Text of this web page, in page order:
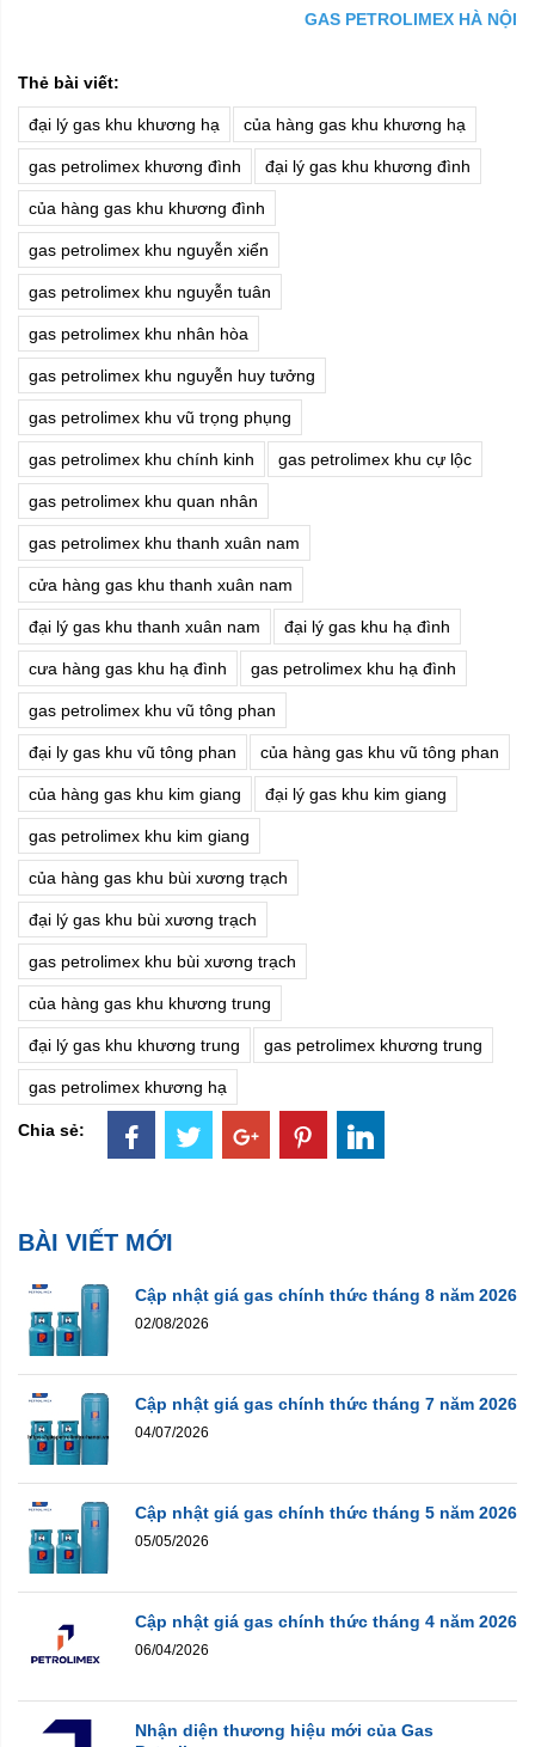
GAS PETROLIMEX HÀ NỘI
Thẻ bài viết:
đại lý gas khu khương hạ của hàng gas khu khương hạ
gas petrolimex khương đình đại lý gas khu khương đình
của hàng gas khu khương đình
gas petrolimex khu nguyễn xiển
gas petrolimex khu nguyễn tuân
gas petrolimex khu nhân hòa
gas petrolimex khu nguyễn huy tưởng
gas petrolimex khu vũ trọng phụng
gas petrolimex khu chính kinh gas petrolimex khu cự lộc
gas petrolimex khu quan nhân
gas petrolimex khu thanh xuân nam
cửa hàng gas khu thanh xuân nam
đại lý gas khu thanh xuân nam đại lý gas khu hạ đình
cưa hàng gas khu hạ đình gas petrolimex khu hạ đình
gas petrolimex khu vũ tông phan
đại ly gas khu vũ tông phan của hàng gas khu vũ tông phan
của hàng gas khu kim giang đại lý gas khu kim giang
gas petrolimex khu kim giang
của hàng gas khu bùi xương trạch
đại lý gas khu bùi xương trạch
gas petrolimex khu bùi xương trạch
của hàng gas khu khương trung
đại lý gas khu khương trung gas petrolimex khương trung
gas petrolimex khương hạ
Chia sẻ:
BÀI VIẾT MỚI
Cập nhật giá gas chính thức tháng 8 năm 2026
02/08/2026
Cập nhật giá gas chính thức tháng 7 năm 2026
04/07/2026
Cập nhật giá gas chính thức tháng 5 năm 2026
05/05/2026
Cập nhật giá gas chính thức tháng 4 năm 2026
06/04/2026
Nhận diện thương hiệu mới của Gas